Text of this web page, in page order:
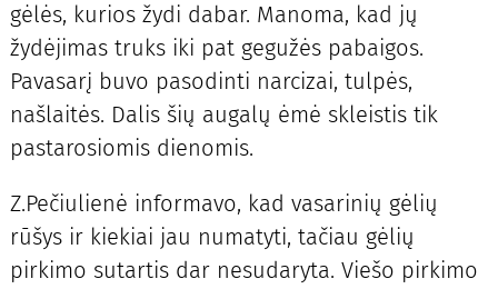
gėlės, kurios žydi dabar. Manoma, kad jų
žydėjimas truks iki pat gegužės pabaigos.
Pavasarį buvo pasodinti narcizai, tulpės,
našlaitės. Dalis šių augalų ėmė skleistis tik
pastarosiomis dienomis.
Z.Pečiulienė informavo, kad vasarinių gėlių
rūšys ir kiekiai jau numatyti, tačiau gėlių
pirkimo sutartis dar nesudaryta. Viešo pirkimo